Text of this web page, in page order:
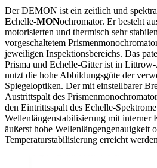
Der DEMON ist ein zeitlich und
Echelle-MONochromator. Er besteht
motorisierten und thermisch sehr stabilen
vorgeschaltetem
jeweiligen Inspektionsbereichs. Das
Prisma und Echelle-Gitter ist in
nutzt die hohe Abbildungsgüte der
Spiegeloptiken. Der mit einstellbarer
Austrittspalt des
den Eintrittsspalt des Echelle-
Wellenlängenstabilisierung mit interner
äußerst hohe Wellenlängengenauigkeit
Temperaturstabilisierung erreicht